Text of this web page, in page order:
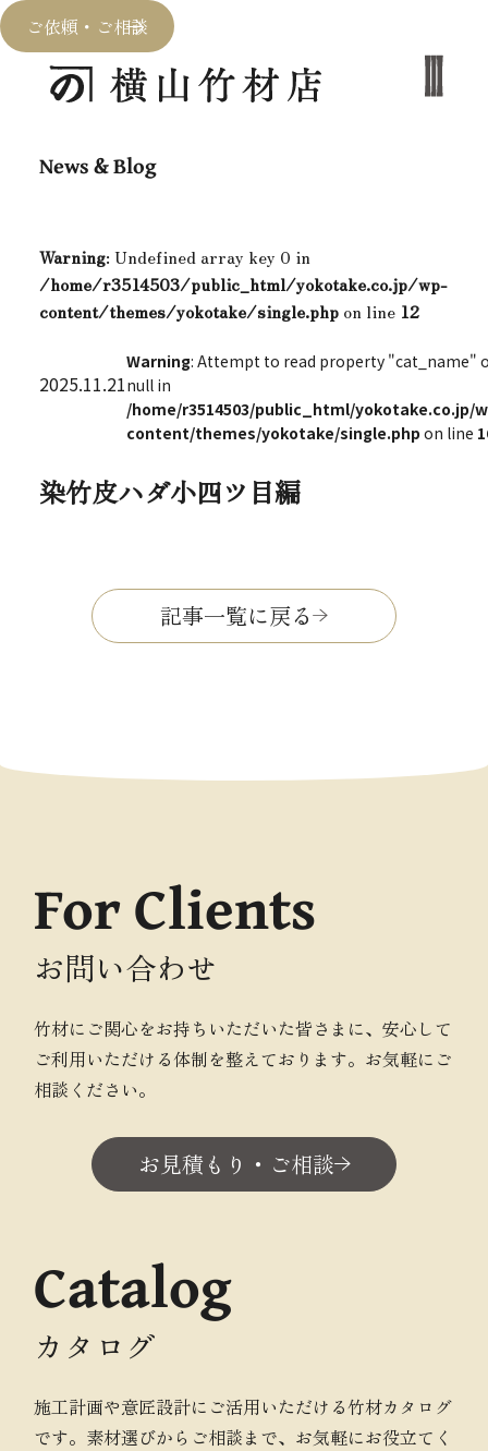
ご依頼・ご相談
News & Blog
Warning: Undefined array key 0 in
/home/r3514503/public_html/yokotake.co.jp/wp-
content/themes/yokotake/single.phpon line 12
2025.11.21
Warning: Attempt to read property "cat_name"
null in
/home/r3514503/public_html/yokotake.co.jp/
content/themes/yokotake/single.php on line
染竹皮ハダ小四ツ目編
記事一覧に戻る
For Clients
お問い合わせ
竹材にご関心をお持ちいただいた皆さまに、安心して
ご利用いただける体制を整えております。お気軽にご
相談ください。
お見積もり・ご相談
Catalog
カタログ
施工計画や意匠設計にご活用いただける竹材カタログ
です。素材選びからご相談まで、お気軽にお役立てく